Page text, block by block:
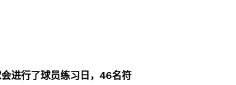
进行了球员练习日，46名符